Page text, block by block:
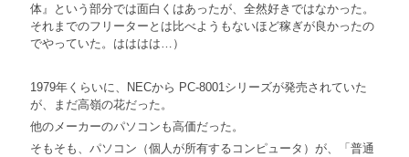
体』という部分では面白くはあったが、全然好きではなかった。
それまでのフリーターとは比べようもないほど稼ぎが良かったの
でやっていた。はははは…）
1979年くらいに、NECから PC-8001シリーズが発売されていた
が、まだ高嶺の花だった。
他のメーカーのパソコンも高価だった。
そもそも、パソコン（個人が所有するコンピュータ）が、「普通